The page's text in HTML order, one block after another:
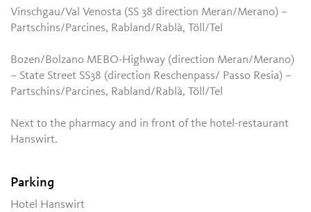
Vinschgau/Val Venosta (SS 38 direction Meran/Merano) –
Partschins/Parcines, Rabland/Rablà, Töll/Tel
Bozen/Bolzano MEBO-Highway (direction Meran/Merano)
– State Street SS38 (direction Reschenpass/ Passo Resia) –
Partschins/Parcines, Rabland/Rablà, Töll/Tel
Next to the pharmacy and in front of the hotel-restaurant
Hanswirt.
Parking
Hotel Hanswirt